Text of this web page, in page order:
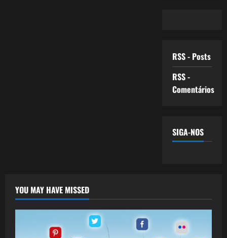
RSS - Posts
RSS -
Comentários
SIGA-NOS
YOU MAY HAVE MISSED